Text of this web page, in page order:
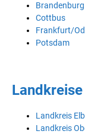
Cottbus
Frankfurt/
Potsdam
Landkreis
Landkreis